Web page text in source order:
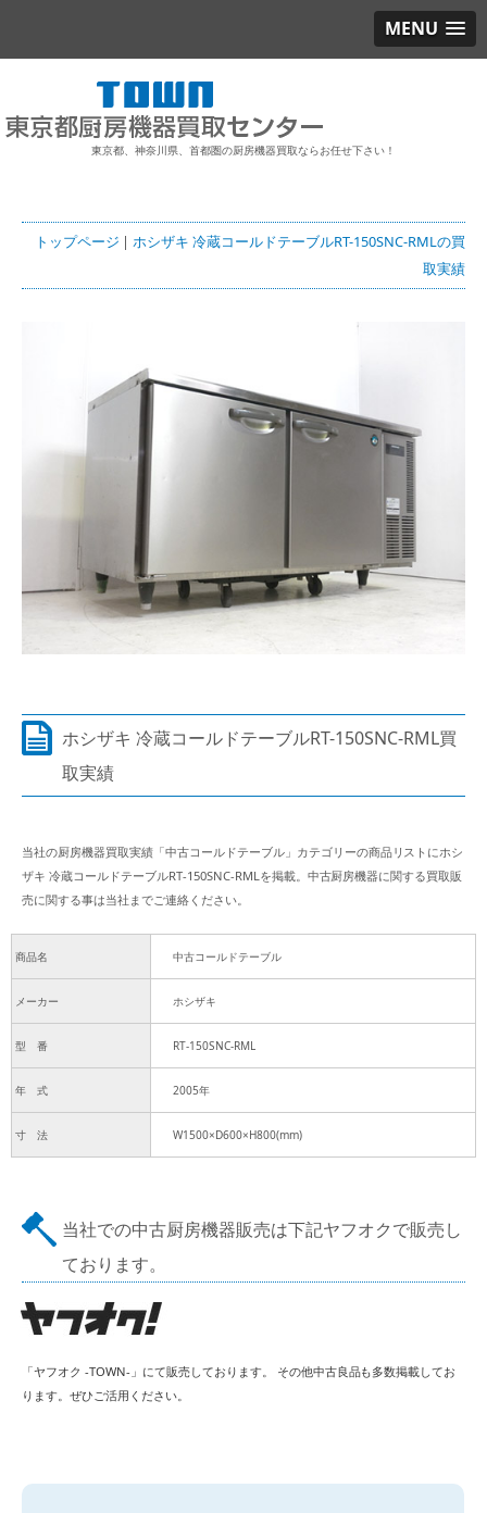
MENU
東京都、神奈川県、首都圏の厨房機器買取ならお任せ下さい！
トップページ |ホシザキ 冷蔵コールドテーブルRT-150SNC-RMLの買
取実績
ホシザキ 冷蔵コールドテーブルRT-150SNC-RML買
取実績
当社の厨房機器買取実績「中古コールドテーブル」カテゴリーの商品リストにホシ
ザキ 冷蔵コールドテーブルRT-150SNC-RMLを掲載。中古厨房機器に関する買取販
売に関する事は当社までご連絡ください。
商品名 中古コールドテーブル
メーカー ホシザキ
型 番 RT-150SNC-RML
年 式 2005年
寸 法 W1500×D600×H800(mm)
当社での中古厨房機器販売は下記ヤフオクで販売し
ております。
「ヤフオク -TOWN-」にて販売しております。 その他中古良品も多数掲載してお
ります。ぜひご活用ください。